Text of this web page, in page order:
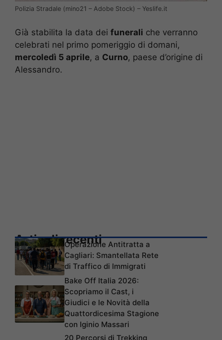
Polizia Stradale (mino21 – Adobe Stock) – Yeslife.it
Già stabilita la data dei funerali che verranno
celebrati nel primo pomeriggio di domani,
mercoledì 5 aprile, a Curno, paese d’origine di
Alessandro.
Articoli recentiOperazione Antitratta a
Cagliari: Smantellata Rete
di Traffico di Immigrati
Bake Off Italia 2026:
Scopriamo il Cast, i
Giudici e le Novità della
Quattordicesima Stagione
con Iginio Massari
20 Percorsi di Trekking